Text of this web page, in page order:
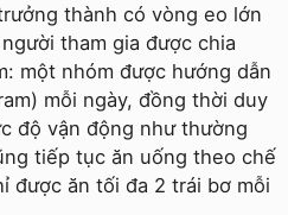
thành có vòng eo lớn
tham gia được chia
một nhóm được hướng dẫn
mỗi ngày, đồng thời duy
độ vận động như thường
tiếp tục ăn uống theo chế
được ăn tối đa 2 trái bơ mỗi